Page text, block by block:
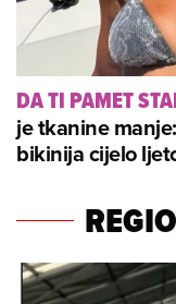
DA TI PAMET
je tkanine
bikinija cijelo